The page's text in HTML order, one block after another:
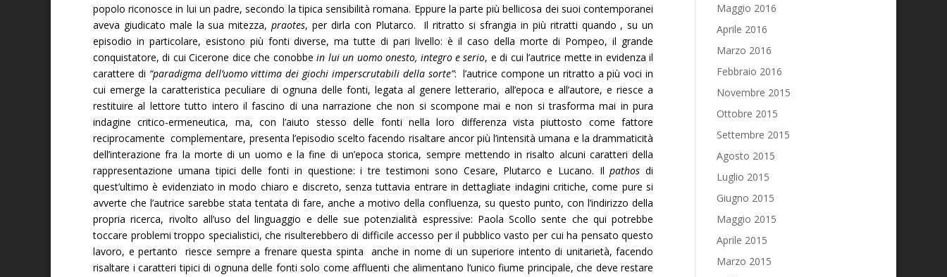
popolo riconosce in lui un padre, secondo la tipica sensibilità romana. Eppure la parte più bellicosa dei suoi contemporanei
aveva giudicato male la sua mitezza,praotes, per dirla con Plutarco. Il ritratto si sfrangia in più ritratti quando , su un
episodio in particolare, esistono più fonti diverse, ma tutte di pari livello: è il caso della morte di Pompeo, il grande
conquistatore, di cui Cicerone dice che conobbein lui un uomo onesto, integro e serio, e di cui l’autrice mette in evidenza il
carattere di “paradigma dell’uomo vittima dei giochi imperscrutabili della sorte”: l’autrice compone un ritratto a più voci in
cui emerge la caratteristica peculiare di ognuna delle fonti, legata al genere letterario, all’epoca e all’autore, e riesce a
restituire al lettore tutto intero il fascino di una narrazione che non si scompone mai e non si trasforma mai in pura
indagine critico-ermeneutica, ma, con l’aiuto stesso delle fonti nella loro differenza vista piuttosto come fattore
reciprocamente complementare, presenta l’episodio scelto facendo risaltare ancor più l’intensità umana e la drammaticità
dell’interazione fra la morte di un uomo e la fine di un’epoca storica, sempre mettendo in risalto alcuni caratteri della
rappresentazione umana tipici delle fonti in questione: i tre testimoni sono Cesare, Plutarco e Lucano. Ilpathos di
quest’ultimo è evidenziato in modo chiaro e discreto, senza tuttavia entrare in dettagliate indagini critiche, come pure si
avverte che l’autrice sarebbe stata tentata di fare, anche a motivo della confluenza, su questo punto, con l’indirizzo della
propria ricerca, rivolto all’uso del linguaggio e delle sue potenzialità espressive: Paola Scollo sente che qui potrebbe
toccare problemi troppo specialistici, che risulterebbero di difficile accesso per il pubblico vasto per cui ha pensato questo
lavoro, e pertanto riesce sempre a frenare questa spinta anche in nome di un superiore intento di unitarietà, facendo
risaltare i caratteri tipici di ognuna delle fonti solo come affluenti che alimentano l’unico fiume principale, che deve restare
Maggio 2016
Aprile 2016
Marzo 2016
Febbraio 2016
Novembre 2015
Ottobre 2015
Settembre 2015
Agosto 2015
Luglio 2015
Giugno 2015
Maggio 2015
Aprile 2015
Marzo 2015